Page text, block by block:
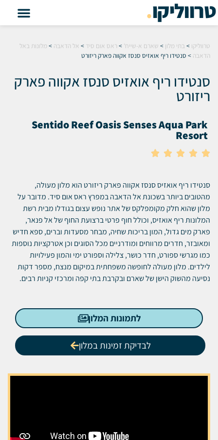
טרווליקו.
טרווליקו > בתי מלון > שארם א-שייח' > ראס אום סיד > אל הדאבה > מלונות באל
הדאבה > סנטידו ריף אואזיס סנסז אקווה פארק ריזורט
סנטידו ריף אואזיס סנסז אקווה פארק
ריזורט
Sentido Reef Oasis Senses Aqua Park
Resort





סנטידו ריף אואזיס סנסז אקווה פארק ריזורט הוא מלון מעולה,
מהטובים ביותר בשכונת אל הדאבה במפרץ ראס אום סיד. מדובר על
מלון שהוא חלק מקומפלקס של אתר נופש עצום בגודלו מבית רשת
המלונות ריף אואזיס, וכולל חוף פרטי ברצועת החוף של אל פנאר,
פארק מים גדול, המון בריכות שחיה, מבחר מסעדות וברים, ספא חדיש
ומאובזר, חדרים מרווחים ומודרניים מכל הסוגים וכן אטרקציות נוספות
כמו מגרשי ספורט, חדר כושר, צלילה וספורט ימי והמון פעילויות
לילדים. מלון מעולה לחופשה משפחתית במיקום מנצח, מספר דקות
נסיעה מהשוק הישן של שארם ובקרבת בתי קפה ומרכזי קניות רבים.
לתמונות המלון
לבדיקת זמינות במלון